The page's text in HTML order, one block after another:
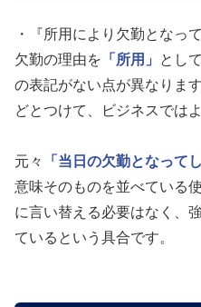
・『所用により欠勤となっ
欠勤の理由を 「所用」 とし
の表記がない点が異なりま
どとつけて、ビジネスでは
元々 「当日の欠勤となって
意味そのものを並べている
に言い替える必要はなく、
ているという具合です。